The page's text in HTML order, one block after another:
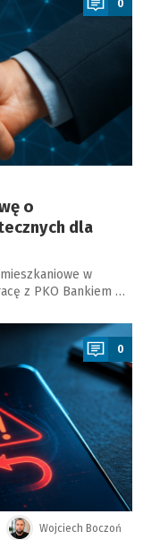
0
o
dla
w
z PKO Bankiem …
0
Wojciech Boczoń